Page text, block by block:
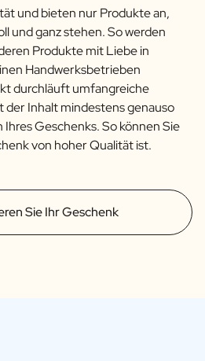
Sie Ihr Geschenk
und bieten nur Produkte an,
und ganz stehen. So werden
Produkte mit Liebe in
Handwerksbetrieben
durchläuft umfangreiche
der Inhalt mindestens genauso
Geschenks. So können Sie
von hoher Qualität ist.